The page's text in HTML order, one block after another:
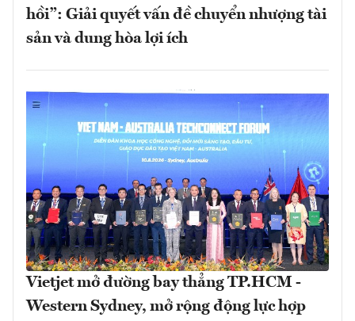
hồi”: Giải quyết vấn đề chuyển nhượng tài
sản và dung hòa lợi ích
Vietjet mở đường bay thẳng TP.HCM -
Western Sydney, mở rộng động lực hợp